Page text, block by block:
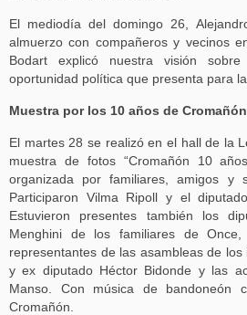
El mediodía del domingo 26,
almuerzo con compañeros y vecinos
Bodart explicó nuestra visión
oportunidad política que presenta para
Muestra por los 10 años de Cromañón
El martes 28 se realizó en el hall de la
muestra de fotos “Cromañón 10
organizada por familiares, amigos y
Participaron Vilma Ripoll y el
Estuvieron presentes también los
Menghini de los familiares de
representantes de las asambleas de
y ex diputado Héctor Bidonde y las
Manso. Con música de bandoneón
Cromañón.